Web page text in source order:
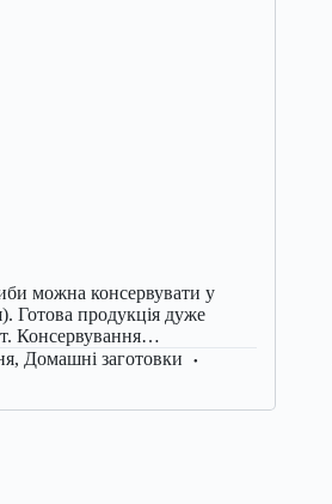
можна консервувати у
Готова продукція дуже
Консервування…
,Домашні заготовки